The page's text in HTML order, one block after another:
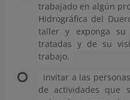
trabajado en algún
Hidrográfica del
taller y exponga su
tratadas y de su
trabajo.
invitar a las
de actividades que